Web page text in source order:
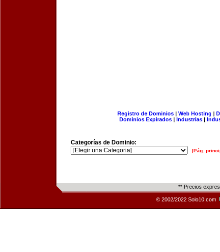
Registro de Dominios| Web Hosting |
Dominios Expirados | Industrias |
Categorías de Dominio:
[Pág.
** Precios
© 2002/2022 Solo10.com